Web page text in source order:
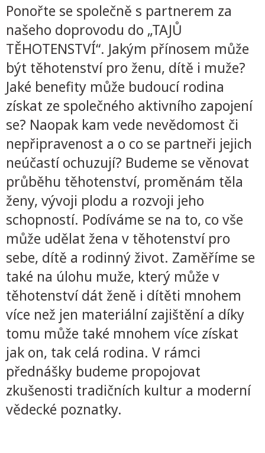
Ponořte se společně s partnerem za
našeho doprovodu do „TAJŮ
TĚHOTENSTVÍ“. Jakým přínosem může
být těhotenství pro ženu, dítě i muže?
Jaké benefity může budoucí rodina
získat ze společného aktivního zapojení
se? Naopak kam vede nevědomost či
nepřipravenost a o co se partneři jejich
neúčastí ochuzují? Budeme se věnovat
průběhu těhotenství, proměnám těla
ženy, vývoji plodu a rozvoji jeho
schopností. Podíváme se na to, co vše
může udělat žena v těhotenství pro
sebe, dítě a rodinný život. Zaměříme se
také na úlohu muže, který může v
těhotenství dát ženě i dítěti mnohem
více než jen materiální zajištění a díky
tomu může také mnohem více získat
jak on, tak celá rodina. V rámci
přednášky budeme propojovat
zkušenosti tradičních kultur a moderní
vědecké poznatky.